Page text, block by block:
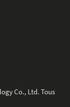
Co., Ltd. Tous